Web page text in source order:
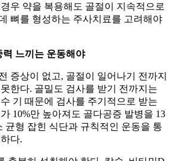
우 약을 복용해도 골절이 지속적으로
뼈를 형성하는 주사치료를 고려해야
느끼는 운동해야
증상이 없고, 골절이 일어나기 전까지
한다. 골밀도 검사를 받기 전까지는
기 때문에 검사를 주기적으로 받는
10%만 높아져도 골다공증 발병을 13
균형 잡힌 식단과 규칙적인 운동을 통
다.